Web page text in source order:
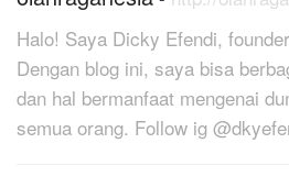
Halo! Saya Dicky Efendi,
Dengan blog ini, saya bisa
dan hal bermanfaat mengenai
semua orang. Follow ig